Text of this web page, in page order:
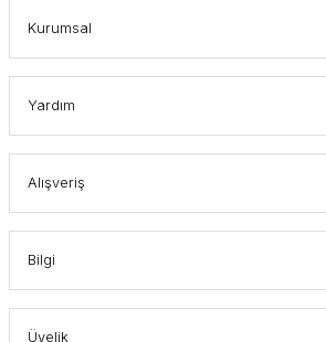
Kurumsal
Yardım
Alışveriş
Bilgi
Üyelik